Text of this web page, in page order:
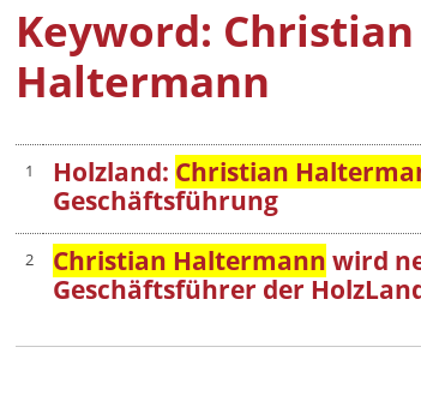
Keyword: Christian
Haltermann
1 Holzland: Christian
Geschäftsführung
2 Christian Haltermann wird
Geschäftsführer der